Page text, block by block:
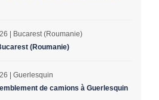
| Bucarest (Roumanie)
(Roumanie)
| Guerlesquin
de camions à Guerlesquin